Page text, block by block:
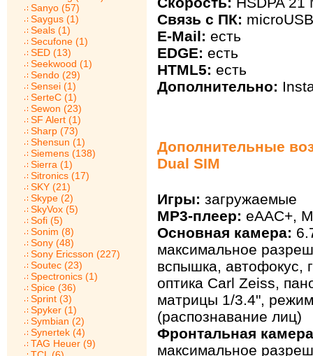
Sanyo (57)
Saygus (1)
Seals (1)
Secufone (1)
SED (13)
Seekwood (1)
Sendo (29)
Sensei (1)
SerteC (1)
Sewon (23)
SF Alert (1)
Sharp (73)
Shensun (1)
Siemens (138)
Sierra (1)
Sitronics (17)
SKY (21)
Skype (2)
SkyVox (5)
Sofi (5)
Sonim (8)
Sony (48)
Sony Ericsson (227)
Soutec (23)
Spectronics (1)
Spice (36)
Sprint (3)
Spyker (1)
Symbian (2)
Synertek (4)
TAG Heuer (9)
Связь с ПК:
E-Mail: есть
EDGE: есть
HTML5: есть
Дополнительно:
Дополнительные
Dual SIM
Игры: загружаемые
MP3-плеер: eAAC+,
Основная камера:
максимальное
вспышка, автофокус,
оптика Carl Zeiss,
матрицы 1/3.4",
(распознавание лиц)
Фронтальная
максимальное